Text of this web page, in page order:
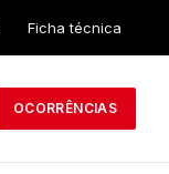
Ficha técnica
OCORRÊNCIAS